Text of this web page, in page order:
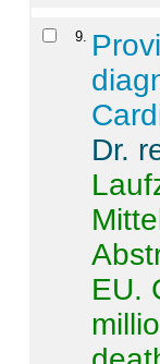
9
Dr.
EU.